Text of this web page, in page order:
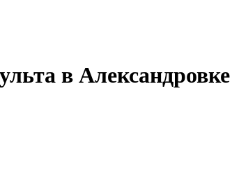
в Александровке